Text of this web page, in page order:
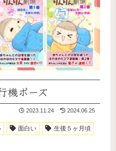
機ポーズ
2023.11.24 2024.06.25
面白い
生後５ヶ月頃